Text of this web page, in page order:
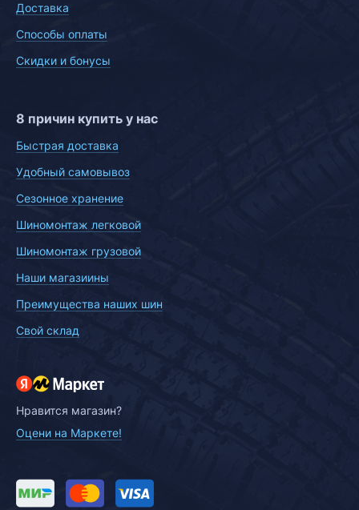
Доставка
Способы оплаты
Скидки и бонусы
8 причин купить у нас
Быстрая доставка
Удобный самовывоз
Сезонное хранение
Шиномонтаж легковой
Шиномонтаж грузовой
Наши магазиины
Преимущества наших шин
Свой склад
Нравится магазин?
Оцени на Маркете!